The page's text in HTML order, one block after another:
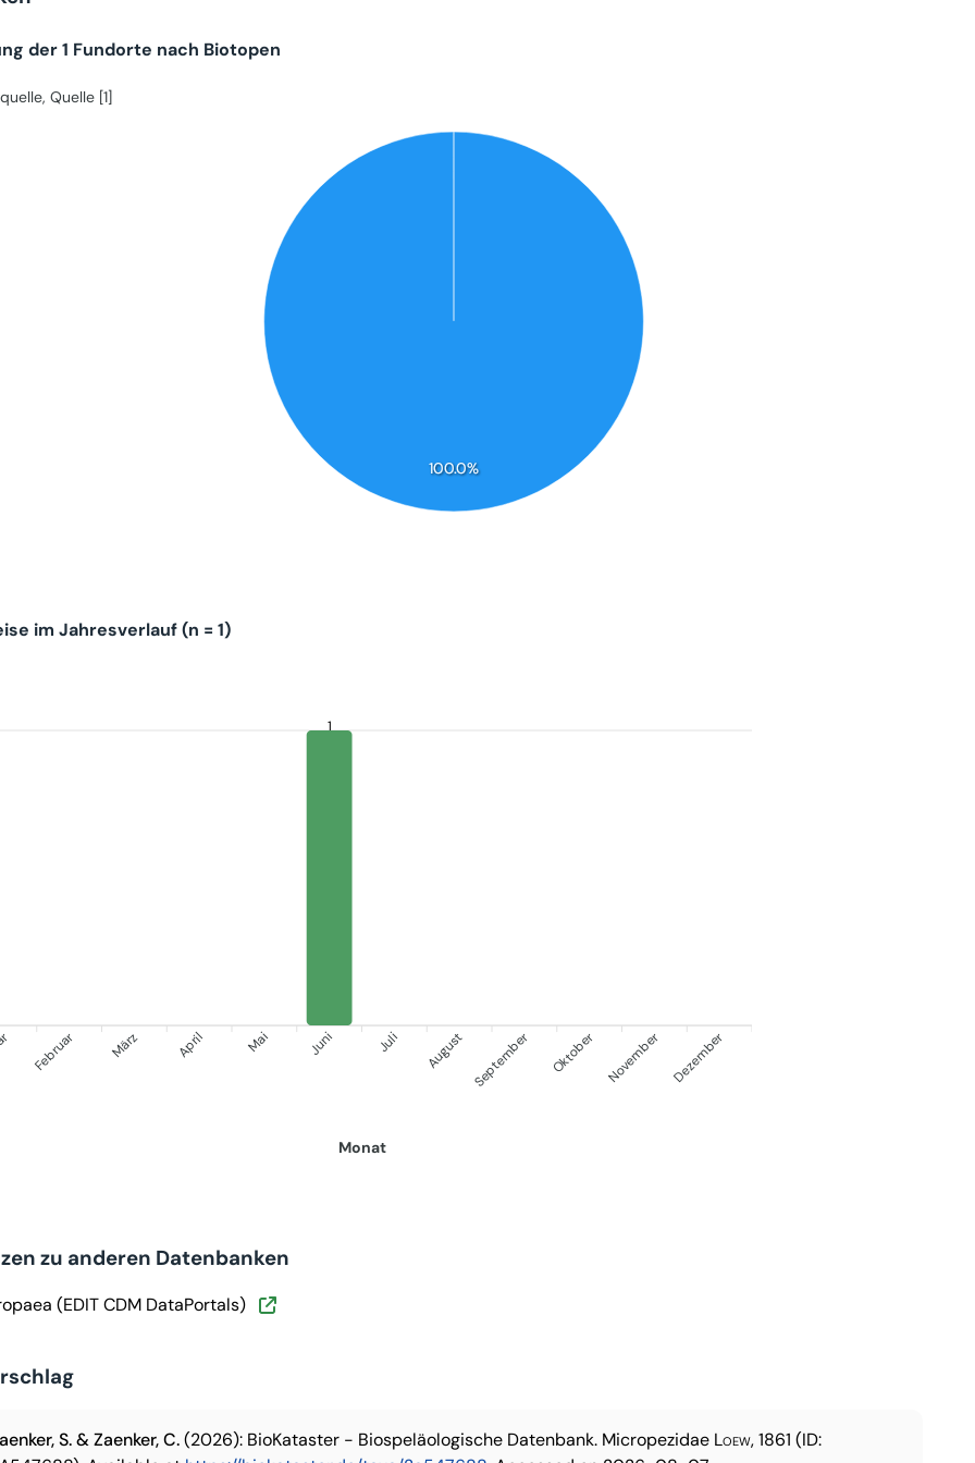
100.0%
der 1 Fundorte nach Biotopen
Quelle [1]
im Jahresverlauf (n = 1)
1
Februar März April Mai Juni Juli August September Oktober November Dezember
Monat
zu anderen Datenbanken
(EDIT CDM DataPortals)
S. & Zaenker, C.(2026): BioKataster - Biospeläologische Datenbank. Micropezidae Loew, 1861 (ID: